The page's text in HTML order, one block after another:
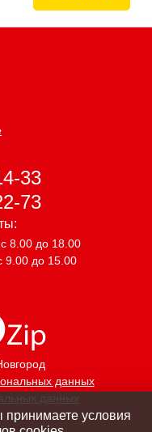
данных
данных
33
73
8.00 до 18.00
9.00 до 15.00
принимаете условия